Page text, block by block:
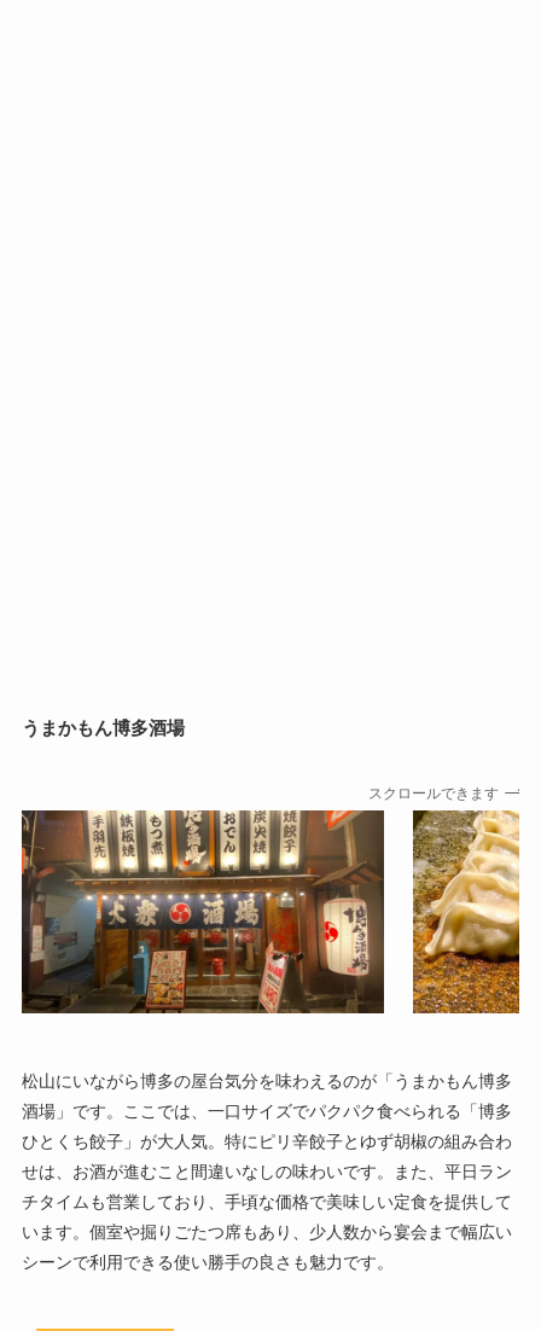
うまかもん博多酒場
スクロールできます
松山にいながら博多の屋台気分を味わえるのが「うまかもん博多
酒場」です。ここでは、一口サイズでパクパク食べられる「博多
ひとくち餃子」が大人気。特にピリ辛餃子とゆず胡椒の組み合わ
せは、お酒が進むこと間違いなしの味わいです。また、平日ラン
チタイムも営業しており、手頃な価格で美味しい定食を提供して
います。個室や掘りごたつ席もあり、少人数から宴会まで幅広い
シーンで利用できる使い勝手の良さも魅力です。